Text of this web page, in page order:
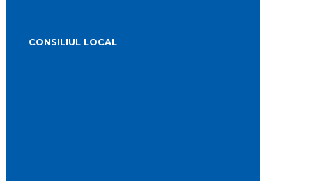
CONSILIUL LOCAL